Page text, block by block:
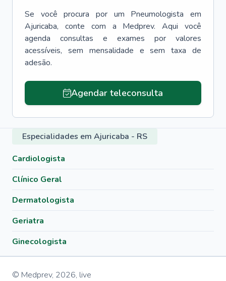
Se você procura por um Pneumologista
em
Ajuricaba, conte com a Medprev. Aqui você
agenda consultas e exames por valores
acessíveis, sem mensalidade e sem taxa de
adesão.
Agendar teleconsulta
Especialidades em Ajuricaba - RS
Cardiologista
Clínico Geral
Dermatologista
Geriatra
Ginecologista
© Medprev, 2026, live